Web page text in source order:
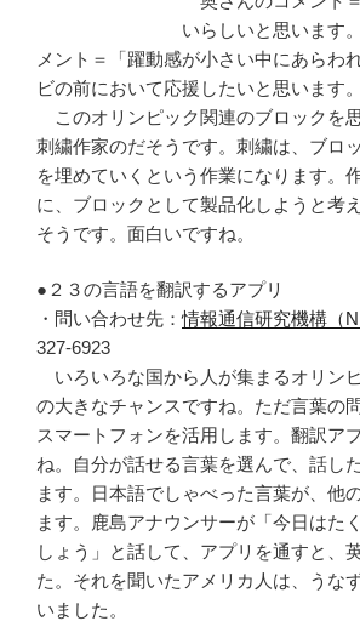
いらしいと思います
メント＝「躍動感が小さい中にあらわ
ビの前において応援したいと思います。
このオリンピック関連のブロックを
刺繍作家のだそうです。刺繍は、ブロ
を埋めていくという作業になります。
に、ブロックとして製品化しようと考
そうです。面白いですね。
●２３の言語を翻訳するアプリ
・問い合わせ先：情報通信研究機構（
327-6923
いろいろな国から人が集まるオリン
の大きなチャンスですね。ただ言葉の
スマートフォンを活用します。翻訳ア
ね。自分が話せる言葉を選んで、話し
ます。日本語でしゃべった言葉が、他
ます。鹿島アナウンサーが「今日はた
しょう」と話して、アプリを通すと、
た。それを聞いたアメリカ人は、うな
いました。